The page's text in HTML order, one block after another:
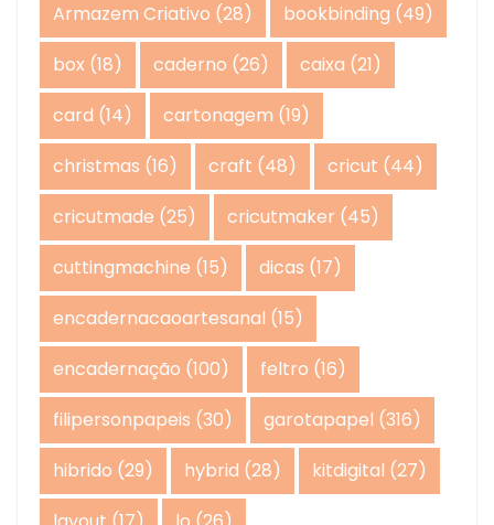
Armazem Criativo (28) bookbinding (49)
box (18) caderno (26) caixa (21)
card (14) cartonagem (19)
christmas (16) craft (48) cricut (44)
cricutmade (25) cricutmaker (45)
cuttingmachine (15) dicas (17)
encadernacaoartesanal (15)
encadernação (100) feltro (16)
filipersonpapeis (30) garotapapel (316)
hibrido (29) hybrid (28) kitdigital (27)